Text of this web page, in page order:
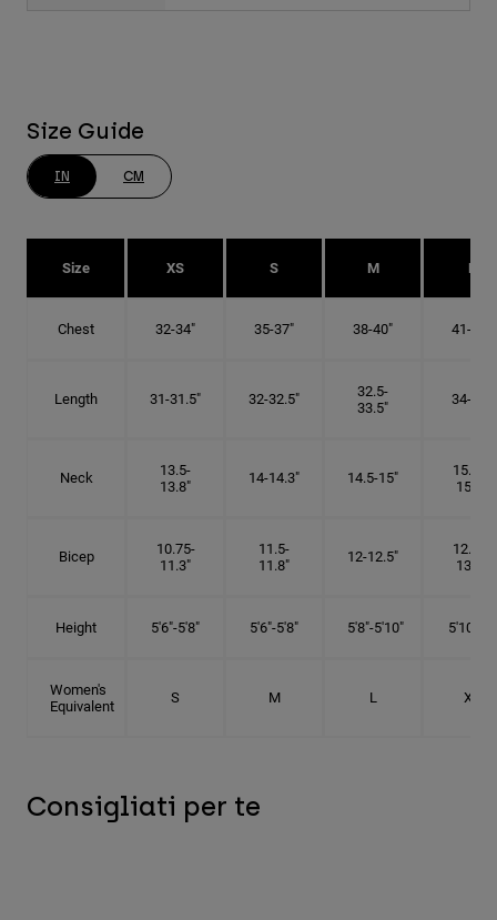
Size Guide
IN CM
Size XS S M L
Chest 32-34" 35-37" 38-40" 41-43"
Length 31-31.5" 32-32.5"
32.5-
33.5"
34-35"
Neck
13.5-
13.8"
14-14.3" 14.5-15"
15.25-
15.5"
Bicep
10.75-
11.3"
11.5-
11.8"
12-12.5"
12.75-
13.3"
Height 5'6"-5'8" 5'6"-5'8" 5'8"-5'10" 5'10"- 6'
Women's
Equivalent
S M L XL
Consigliati per te